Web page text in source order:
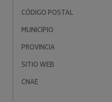
CÓDIGO POSTAL
MUNICIPIO
PROVINCIA
SITIO WEB
CNAE